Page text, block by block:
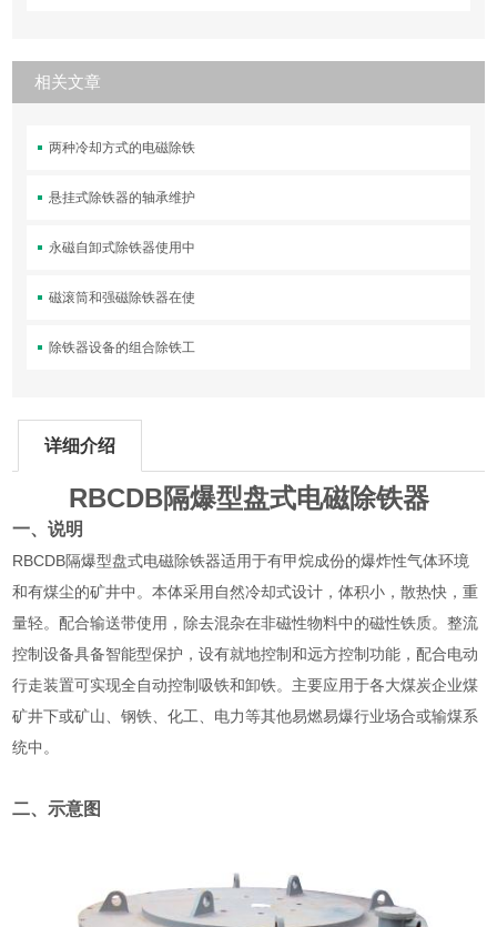
相关文章
两种冷却方式的电磁除铁
悬挂式除铁器的轴承维护
永磁自卸式除铁器使用中
磁滚筒和强磁除铁器在使
除铁器设备的组合除铁工
详细介绍
RBCDB隔爆型盘式电磁除铁器
一、说明
RBCDB隔爆型盘式电磁除铁器适用于有甲烷成份的爆炸性气体环境
和有煤尘的矿井中。本体采用自然冷却式设计，体积小，散热快，重
量轻。配合输送带使用，除去混杂在非磁性物料中的磁性铁质。整流
控制设备具备智能型保护，设有就地控制和远方控制功能，配合电动
行走装置可实现全自动控制吸铁和卸铁。主要应用于各大煤炭企业煤
矿井下或矿山、钢铁、化工、电力等其他易燃易爆行业场合或输煤系
统中。
二、示意图